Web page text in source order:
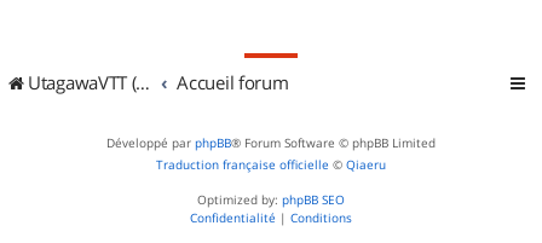
UtagawaVTT (Randos VTT et VTTAE avec traces GPS) Accueil forum
Développé par phpBB® Forum Software © phpBB Limited
Traduction française officielle © Qiaeru
Optimized by: phpBB SEO
Confidentialité | Conditions